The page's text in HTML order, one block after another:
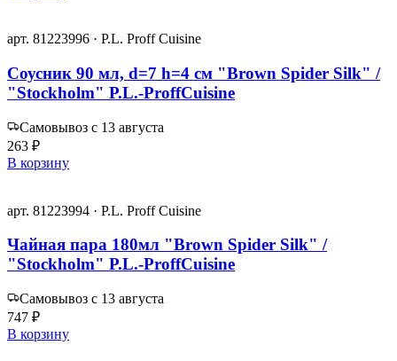
арт. 81223996 · P.L. Proff Cuisine
Соусник 90 мл, d=7 h=4 см "Brown Spider Silk" /
"Stockholm" P.L.-ProffCuisine
Самовывоз с 13 августа
263 ₽
В корзину
арт. 81223994 · P.L. Proff Cuisine
Чайная пара 180мл "Brown Spider Silk" /
"Stockholm" P.L.-ProffCuisine
Самовывоз с 13 августа
747 ₽
В корзину